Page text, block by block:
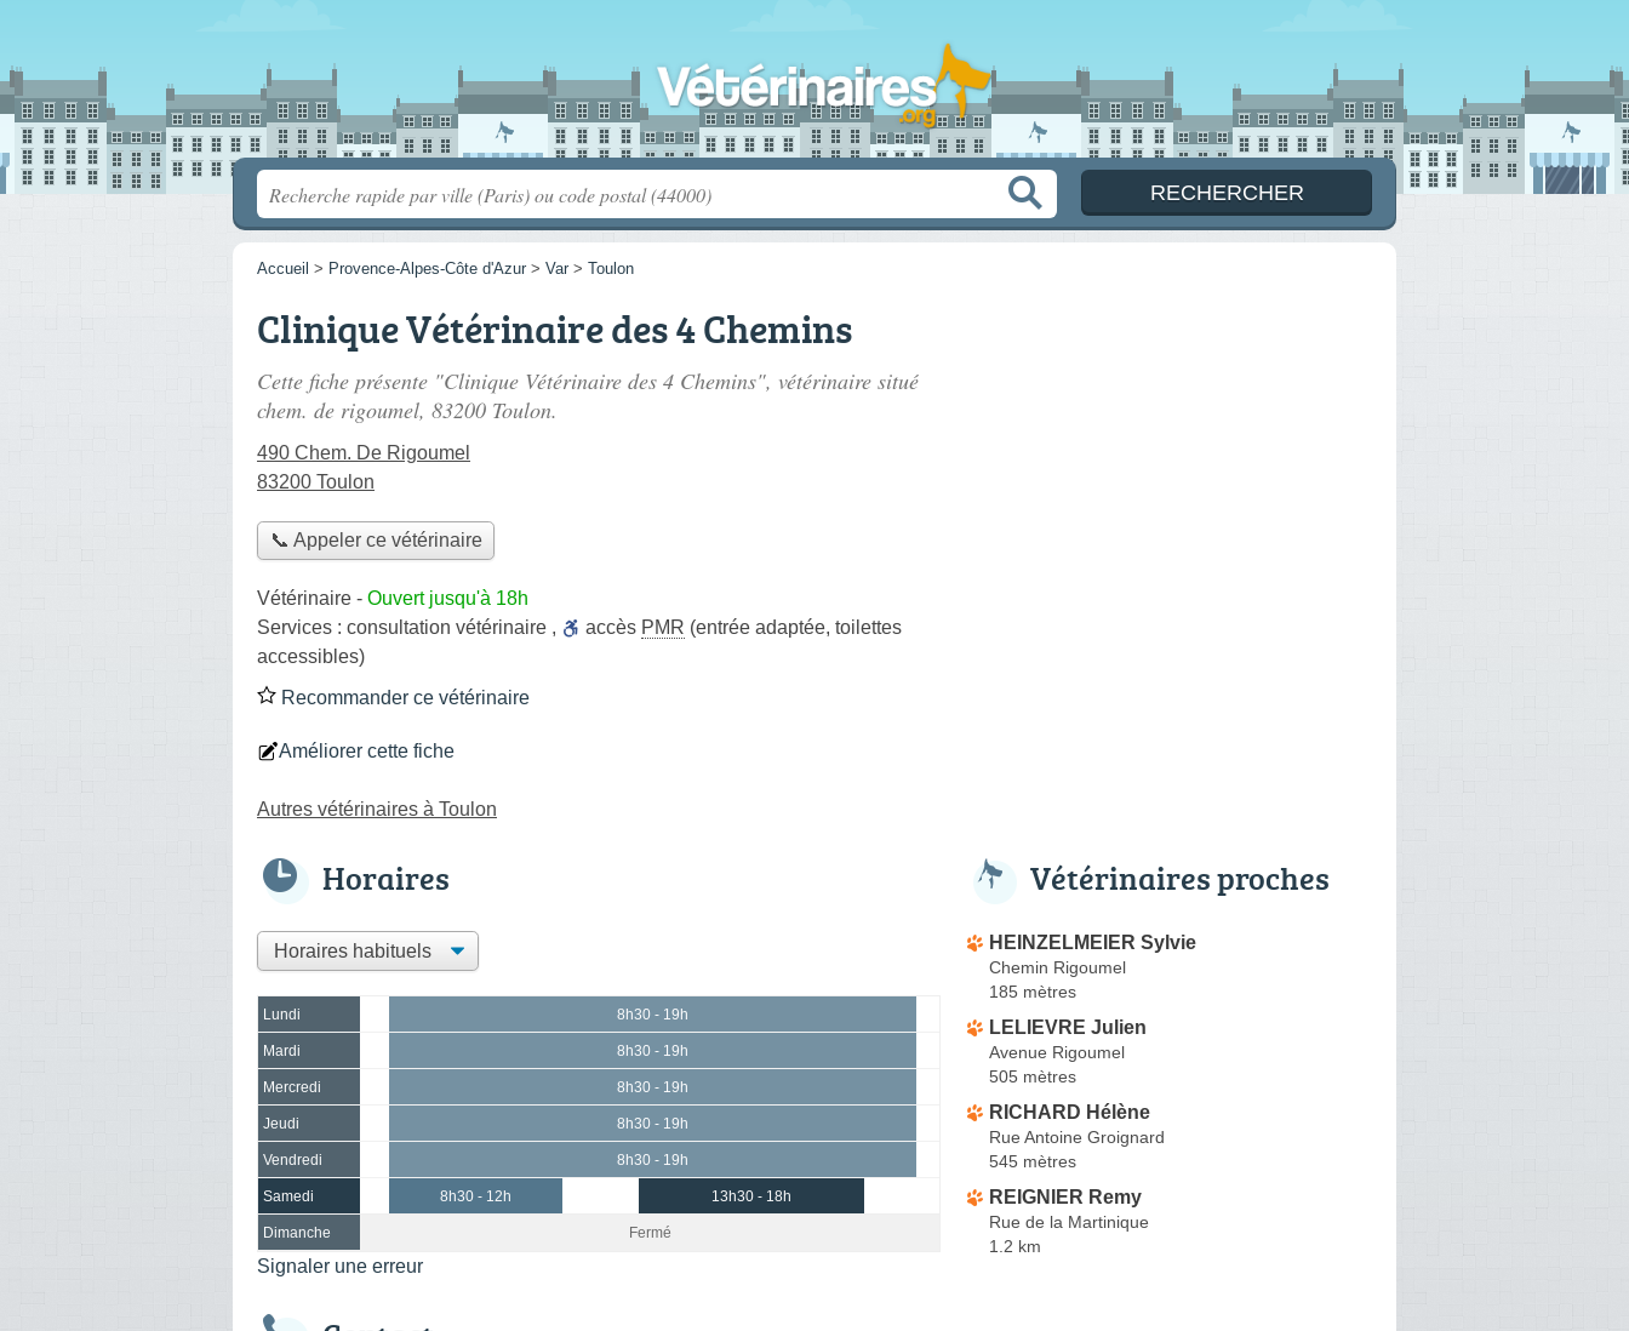
Accueil > Provence-Alpes-Côte d'Azur > Var > Toulon
Clinique Vétérinaire des 4 Chemins
Cette fiche présente "Clinique Vétérinaire des 4 Chemins", vétérinaire situé
chem. de rigoumel, 83200 Toulon.
490 Chem. De Rigoumel
83200 Toulon
📞 Appeler ce vétérinaire
Vétérinaire - Ouvert jusqu'à 18h
Services : consultation vétérinaire , accès PMR (entrée adaptée, toilettes
accessibles)
Recommander ce vétérinaire
Améliorer cette fiche
Autres vétérinaires à Toulon
Horaires
Lundi 8h30 - 19h
Mardi 8h30 - 19h
Mercredi 8h30 - 19h
Jeudi 8h30 - 19h
Vendredi 8h30 - 19h
Samedi 8h30 - 12h 13h30 - 18h
Dimanche Fermé
Signaler une erreur
Vétérinaires proches
HEINZELMEIER Sylvie
Chemin Rigoumel
185 mètres
LELIEVRE Julien
Avenue Rigoumel
505 mètres
RICHARD Hélène
Rue Antoine Groignard
545 mètres
REIGNIER Remy
Rue de la Martinique
1.2 km